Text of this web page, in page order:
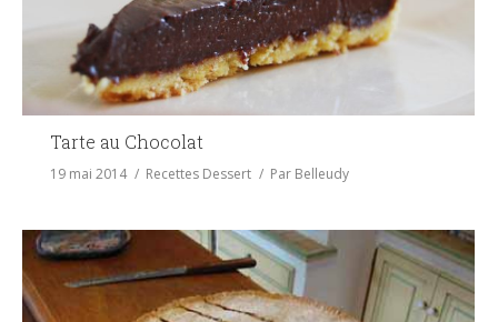
Tarte au Chocolat
19 mai 2014 Recettes Dessert Par Belleudy